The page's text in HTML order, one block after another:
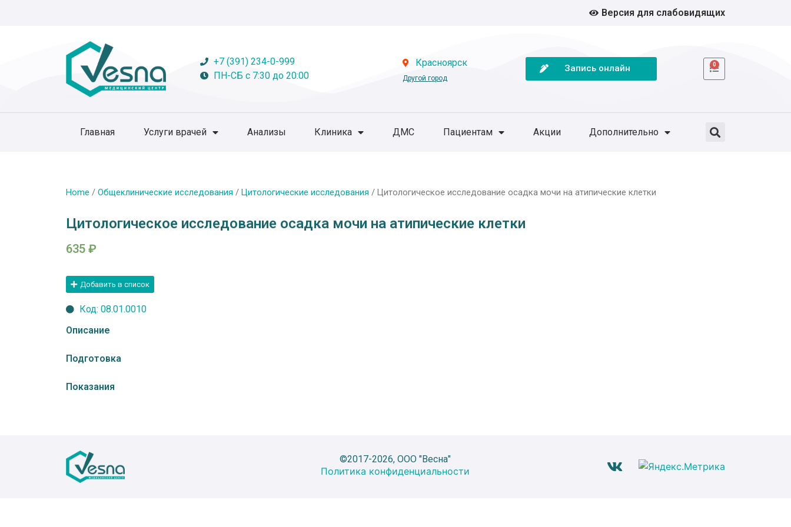
Версия для слабовидящих
+7 (391) 234-0-999
ПН-СБ с 7:30 до 20:00
Красноярск
Другой город
Запись онлайн 0
Главная Услуги врачей Анализы Клиника ДМС Пациентам Акции Дополнительно
Home / Общеклинические исследования / Цитологические исследования / Цитологическое исследование осадка мочи на атипические клетки
Цитологическое исследование осадка мочи на атипические клетки
635 ₽
Добавить в список
Код: 08.01.0010
Описание
Подготовка
Показания
©2017-2026, ООО "Весна"
Политика конфиденциальности